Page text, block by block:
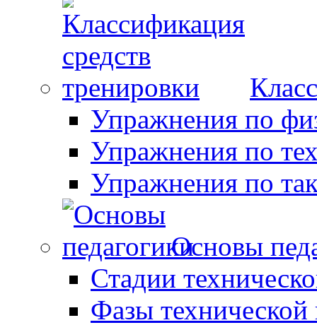
Упражнения по
Упражнения по
Упражнения по
Основы
Стадии
Фазы технической